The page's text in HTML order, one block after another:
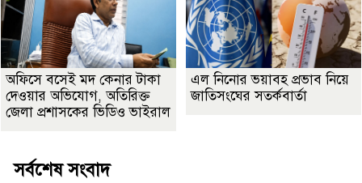
অফিসে বসেই মদ কেনার টাকা
দেওয়ার অভিযোগ, অতিরিক্ত
জেলা প্রশাসকের ভিডিও ভাইরাল
এল নিনোর ভয়াবহ প্রভাব নিয়ে
জাতিসংঘের সতর্কবার্তা
সর্বশেষ সংবাদ